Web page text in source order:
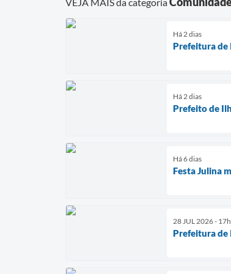
Há 2 dias
Prefeitura de
Há 2 dias
Prefeito de
Há 6 dias
Festa Julina
28 JUL 2026 -
Prefeitura de